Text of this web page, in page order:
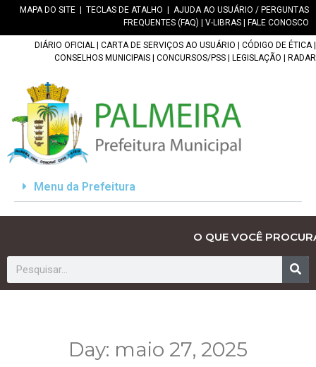
MAPA DO SITE TECLAS DE ATALHO
AJUDA AO USUÁRIO / PERGUNTAS
FREQUENTES (FAQ)
V-LIBRAS FALE CONOSCO
DIÁRIO OFICIAL CARTA DE SERVIÇOS AO USUÁRIO CÓDIGO DE ÉTICA|
CONSELHOS MUNICIPAIS
CONCURSOS/PSS LEGISLAÇÃO RADAR
Menu da Prefeitura
O QUE VOCÊ
Day: maio 27, 2025